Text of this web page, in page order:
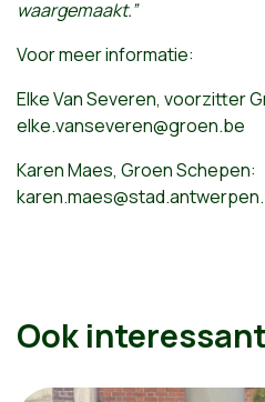
waargemaakt.”
Voor meer informatie:
Elke Van Severen, voorzitter
elke.vanseveren@groen.be
Karen Maes, Groen Schepen:
Ook interessant